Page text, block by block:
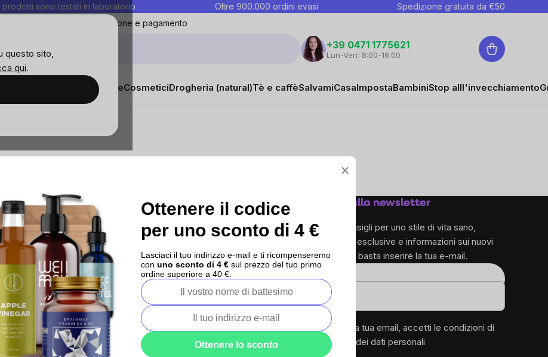
questo sito,
qui.
prodotti sono testati in laboratorio Oltre 900.000 ordini evasi Spedizione gratuita da €50
Spedizione e pagamento
+39 0471 1775621
Lun-Ven: 8:00-16:00
Carrello
Integratori e vitamineCosmeticiDrogheria (natural)Tè e caffèSalvamiCasaImpostaBambiniStop alll'invecchiamento
nostra
I nostri progetti
Blog
Contatti
+39 0471 1775621
Lun-Ven: 8:00-16:00
info@brainmarket.it
Iscriviti alla newsletter
e ricevi consigli per uno stile di vita sano,
promozioni esclusive e informazioni sui nuovi
prodotti – ti basta inserire la tua e-mail.
Inserendo la tua email, accetti le condizioni di
protezione dei dati personali
×
Ottenere il codice
per uno sconto di 4 €
Lasciaci il tuo indirizzo e-mail e ti ricompenseremo
con uno sconto di 4 € sul prezzo del tuo primo
ordine superiore a 40 €.
Ottenere lo sconto